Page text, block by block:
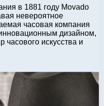
в 1881 году Movado
невероятное
часовая компания
дизайном,
часового искусства и